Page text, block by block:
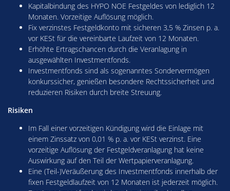
Kapitalbindung des HYPO NOE Festgeldes von lediglich 12
Monaten. Vorzeitige Auflösung möglich.
Fix verzinstes Festgeldkonto mit sicheren 3,5 % Zinsen p. a.
vor KESt für die vereinbarte Laufzeit von 12 Monaten.
Erhöhte Ertragschancen durch die Veranlagung in
ausgewählten Investmentfonds.
Investmentfonds sind als sogenanntes Sondervermögen
konkurssicher, genießen besondere Rechtssicherheit und
reduzieren Risiken durch breite Streuung.
Risiken
Im Fall einer vorzeitigen Kündigung wird die Einlage mit
einem Zinssatz von 0,01 % p. a. vor KESt verzinst. Eine
vorzeitige Auflösung der Festgeldveranlagung hat keine
Auswirkung auf den Teil der Wertpapierveranlagung.
Eine (Teil-)Veräußerung des Investmentfonds innerhalb der
fixen Festgeldlaufzeit von 12 Monaten ist jederzeit möglich.